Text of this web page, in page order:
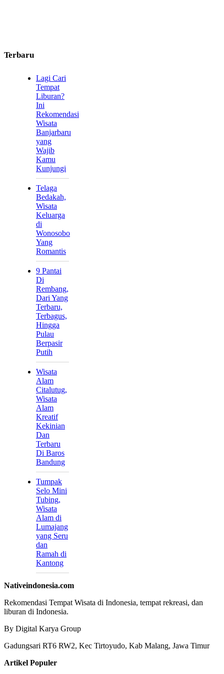
Terbaru
Lagi Cari
Tempat
Liburan?
Ini
Rekomendasi
Wisata
Banjarbaru
yang
Wajib
Kamu
Kunjungi
Telaga
Bedakah,
Wisata
Keluarga
di
Wonosobo
Yang
Romantis
9 Pantai
Di
Rembang,
Dari Yang
Terbaru,
Terbagus,
Hingga
Pulau
Berpasir
Putih
Wisata
Alam
Citalutug,
Wisata
Alam
Kreatif
Kekinian
Dan
Terbaru
Di Baros
Bandung
Tumpak
Selo Mini
Tubing,
Wisata
Alam di
Lumajang
yang Seru
dan
Ramah di
Kantong
Nativeindonesia.com
Rekomendasi Tempat Wisata di Indonesia, tempat rekreasi, dan
liburan di Indonesia.
By Digital Karya Group
Gadungsari RT6 RW2, Kec Tirtoyudo, Kab Malang, Jawa Timur
Artikel Populer